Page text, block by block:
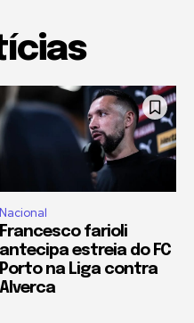
Nacional
Francesco farioli
antecipa estreia do FC
Porto na Liga contra
Alverca